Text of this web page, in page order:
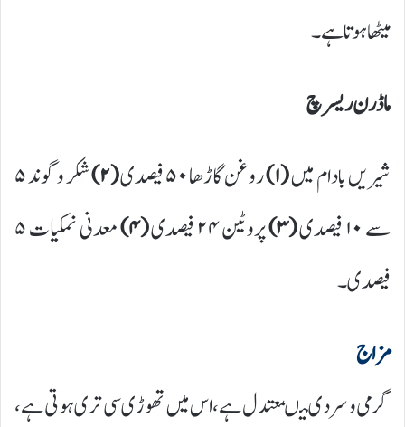
میٹھا ہوتا ہے۔
ماڈرن ریسرچ
شیریں بادام میں(۱) روغن گاڑھا ۵۰ فیصدی (۲)
شکر و گوند ۵
سے ۱۰ فیصدی
(۳) پروٹین ۲۴ فیصدی (۴)
معدنی نمکیات ۵
فیصدی۔
مزاج
گرمی و سردی میںمعتدل ہے،اس میں تھوڑی سی تری ہوتی ہے،